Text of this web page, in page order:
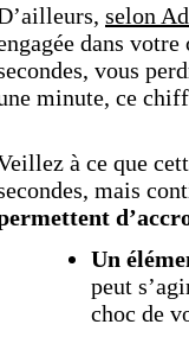
selon
dans
vous
minute, ce
à ce que
mais
Un
peut
choc de